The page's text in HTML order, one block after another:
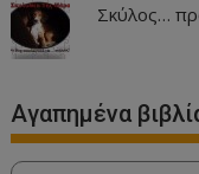
Σκύλος…
Αγαπημένα